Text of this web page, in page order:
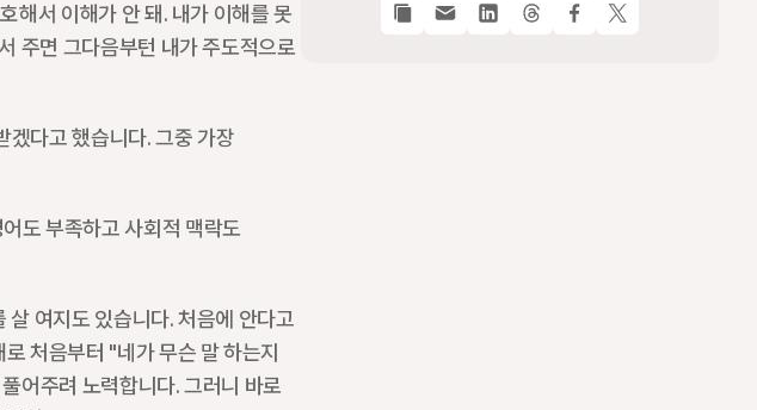
해서 이해가 안 돼. 내가 이해를 못
주면 그다음부턴 내가 주도적으로
겠다고 했습니다. 그중 가장
도 부족하고 사회적 맥락도
여지도 있습니다. 처음에 안다고
처음부터 "네가 무슨 말 하는지
어주려 노력합니다. 그러니 바로